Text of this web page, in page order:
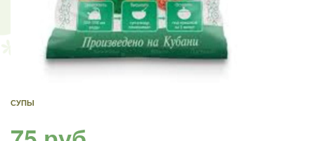
СУПЫ